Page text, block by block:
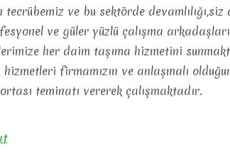
tecrübemiz ve bu sektörde
ve güler yüzlü çalışma
her daim taşıma hizmetini
firmamızın ve anlaşmalı
teminatı vererek çalışmaktadır.